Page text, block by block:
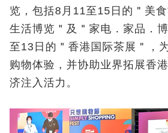
览，包括8月11至15日的＂美
生活博览＂及＂家电．家品．
至13日的＂香港国际茶展＂，
购物体验，并协助业界拓展香
济注入活力。